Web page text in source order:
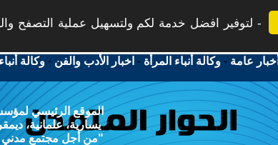
لتوفير افضل خدمة لكم ولتسهيل عملية التصفح
أخبار عامة -وكالة أنباء المرأة - اخبار الأدب والفن -وكالة
الموقع الرئيسي
يسارية، علمانية،
"من أجل مجتمع مدني